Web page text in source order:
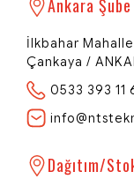
Redi - Dijital
Merhaba 👋
bir teklif
bilgiye
Ankara Şube
İlkbahar
Çankaya /
0533 393 11
Dağıtım/